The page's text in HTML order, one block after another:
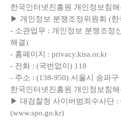
한국인터넷진흥원 개인정보침해
▶ 개인정보 분쟁조정위원회 (
- 소관업무 : 개인정보 분쟁조정
해결)
- 홈페이지 : privacy.kisa.or.kr
- 전화 : (국번없이) 118
- 주소 : (138-950) 서울시 송파구
한국인터넷진흥원 개인정보침해
▶ 대검찰청 사이버범죄수사단 :
(www.spo.go.kr)